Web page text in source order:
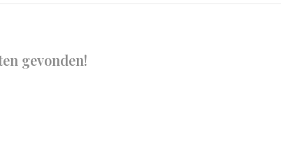
gevonden!